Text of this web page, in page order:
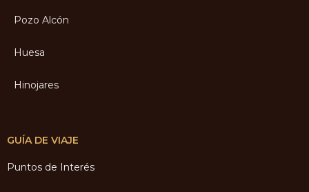
Pozo Alcón
Huesa
Hinojares
GUÍA DE VIAJE
Puntos de Interés